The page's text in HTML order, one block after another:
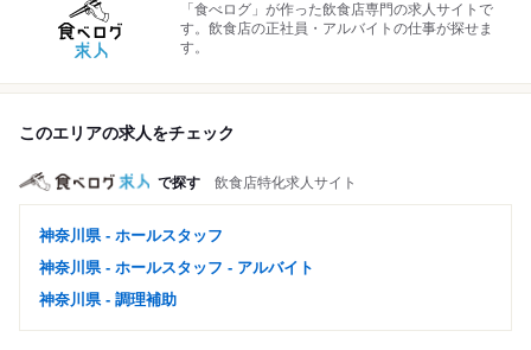
「食べログ」が作った飲食店専門の求人サイトで
す。飲食店の正社員・アルバイトの仕事が探せま
す。
このエリアの求人をチェック
で探す 飲食店特化求人サイト
神奈川県 - ホールスタッフ
神奈川県 - ホールスタッフ - アルバイト
神奈川県 - 調理補助